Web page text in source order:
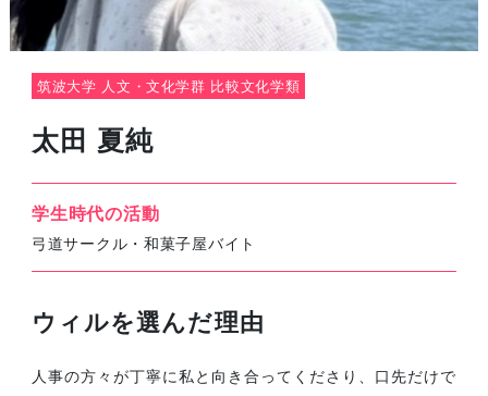
筑波大学 人文・文化学群 比較文化学類
太田 夏純
学生時代の活動
弓道サークル・和菓子屋バイト
ウィルを選んだ理由
人事の方々が丁寧に私と向き合ってくださり、口先だけで